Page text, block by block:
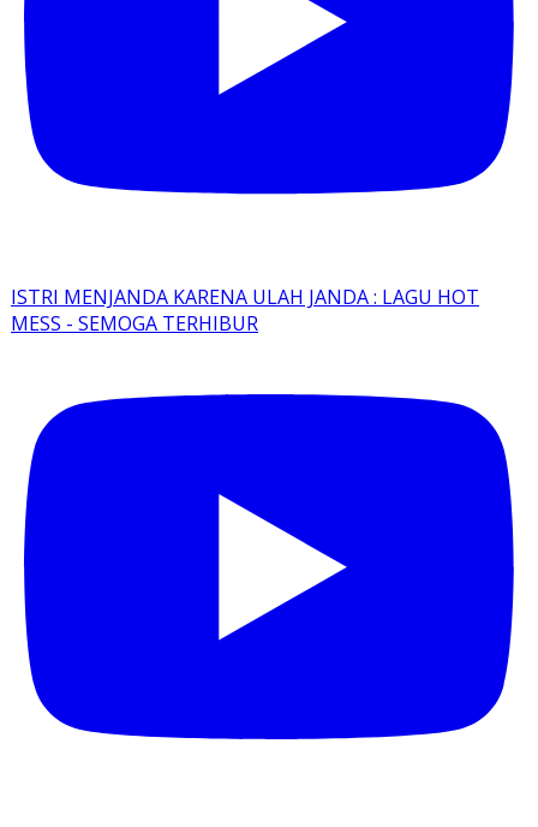
ISTRI MENJANDA KARENA ULAH JANDA : LAGU HOT
MESS - SEMOGA TERHIBUR